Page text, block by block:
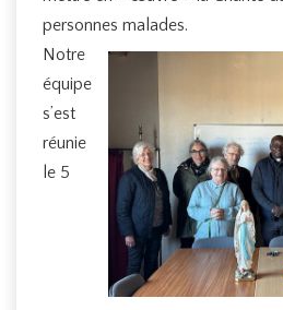
personnes malades.
Notre
équipe
s’est
réunie
le 5